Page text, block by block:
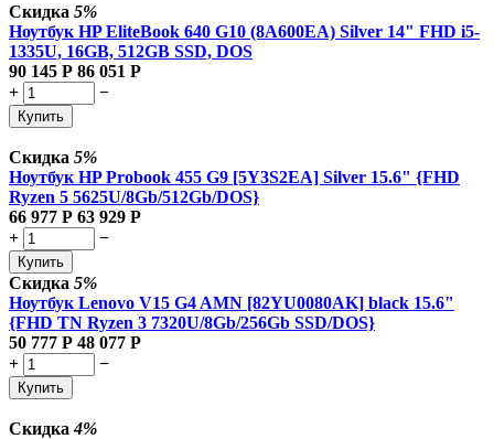
Скидка 5%
Ноутбук HP EliteBook 640 G10 (8A600EA) Silver 14" FHD i5-
1335U, 16GB, 512GB SSD, DOS
90 145 Р 86 051 Р
+
−
Купить
Скидка 5%
Ноутбук HP Probook 455 G9 [5Y3S2EA] Silver 15.6" {FHD
Ryzen 5 5625U/8Gb/512Gb/DOS}
66 977 Р 63 929 Р
+
−
Купить
Скидка 5%
Ноутбук Lenovo V15 G4 AMN [82YU0080AK] black 15.6"
{FHD TN Ryzen 3 7320U/8Gb/256Gb SSD/DOS}
50 777 Р 48 077 Р
+
−
Купить
Скидка4%